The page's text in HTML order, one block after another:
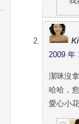
2009 年
潔咪沒
哈哈，
愛心小